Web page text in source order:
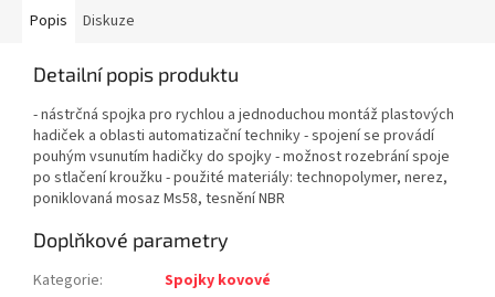
Popis Diskuze
Detailní popis produktu
- nástrčná spojka pro rychlou a jednoduchou montáž plastových
hadiček a oblasti automatizační techniky - spojení se provádí
pouhým vsunutím hadičky do spojky - možnost rozebrání spoje
po stlačení kroužku - použité materiály: technopolymer, nerez,
poniklovaná mosaz Ms58, tesnění NBR
Doplňkové parametry
Kategorie:
Spojky kovové